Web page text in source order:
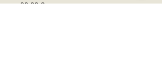
90,00 €Prix